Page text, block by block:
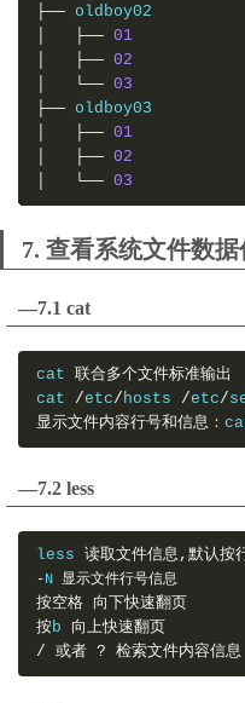
├──
├── 01
├── 02
└── 03
├──
├── 01
├── 02
└── 03
7. 查看系统文件数据
—7.1 cat
cat 联合多个文件标准输出
cat /etc/ hosts /etc/
显示文件内容行号和信息：
—7.2 less
less 读取文件信息,默认按
-N 显示文件行号信息
按空格 向下快速翻页
按b 向上快速翻页
/ 或者 ? 检索文件内容信息